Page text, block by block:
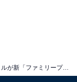
ほっともっとグリルが新「ファミリープレート」を発売！ 300円OFFのキャンペーンも
リ感、そしてタ